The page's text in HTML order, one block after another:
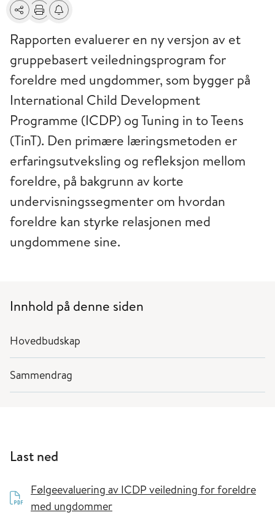
Del Skriv utFå varsel om endringer
Rapporten evaluerer en ny versjon av et
gruppebasert veiledningsprogram for
foreldre med ungdommer, som bygger på
International Child Development
Programme (ICDP) og Tuning in to Teens
(TinT). Den primære læringsmetoden er
erfaringsutveksling og refleksjon mellom
foreldre, på bakgrunn av korte
undervisningssegmenter om hvordan
foreldre kan styrke relasjonen med
ungdommene sine.
Innhold på denne siden
Hovedbudskap
Sammendrag
Last ned
Følgeevaluering av ICDP veiledning for foreldre
med ungdommer